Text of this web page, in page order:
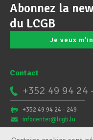
Abonnez la
du LCGB
Je veux
Contact
+352 49 94 24
+352 49 94 24 - 249
infocenter@lcgb.lu